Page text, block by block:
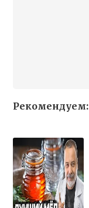
Рекомендуем: